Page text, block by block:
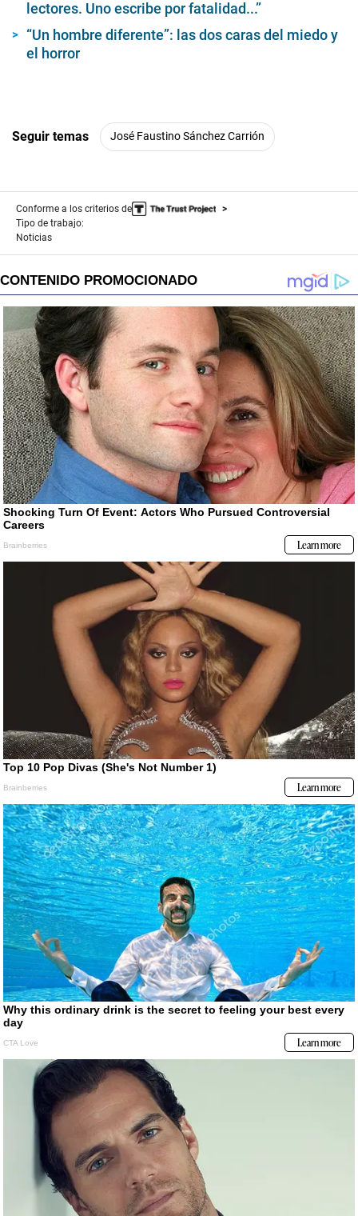
lectores. Uno escribe por fatalidad...”
“Un hombre diferente”: las dos caras del miedo y
el horror
Seguir temas José Faustino Sánchez Carrión
Conforme a los criterios de
Tipo de trabajo:
Noticias